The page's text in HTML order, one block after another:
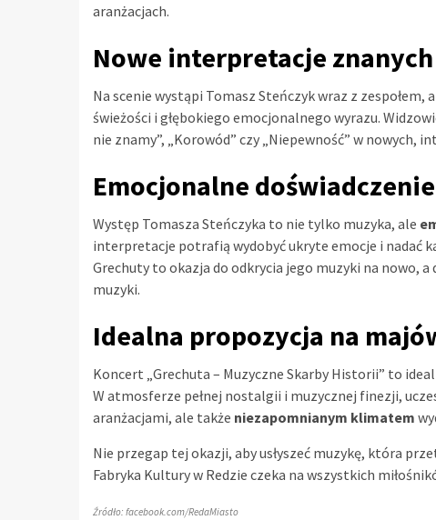
aranżacjach.
Nowe interpretacje
Na scenie wystąpi Tomasz Steńczyk wraz z
świeżości i głębokiego emocjonalnego wyrazu.
nie znamy”, „Korowód” czy „Niepewność” w nowych,
Emocjonalne
Występ Tomasza Steńczyka to nie tylko muzyka, ale
interpretacje potrafią wydobyć ukryte emocje i nadać
Grechuty to okazja do odkrycia jego muzyki na nowo,
muzyki.
Idealna propozycja na
Koncert „Grechuta – Muzyczne Skarby Historii” to
W atmosferze pełnej nostalgii i muzycznej finezji,
aranżacjami, ale także niezapomnianym klimatem
Nie przegap tej okazji, aby usłyszeć muzykę, która
Fabryka Kultury w Redzie czeka na wszystkich
Źródło: facebook.com/RedaMiasto